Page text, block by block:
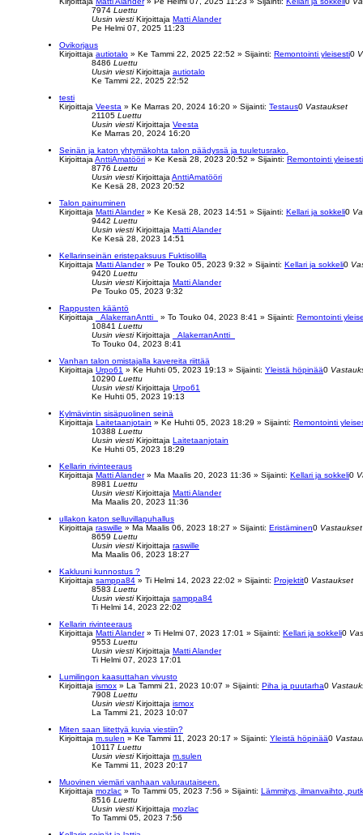
7974 Luettu
Uusin viestiKirjoittaja Matti Alander
Pe Helmi 07, 2025 11:23
Ovikorjaus
Kirjoittaja autiotalo » Ke Tammi 22, 2025 22:52 » Sijainti: Remontointi yleisesti0
8486 Luettu
Uusin viestiKirjoittaja autiotalo
Ke Tammi 22, 2025 22:52
testi
Kirjoittaja Veesta » Ke Marras 20, 2024 16:20 » Sijainti: Testaus0 Vastaukset
21105 Luettu
Uusin viestiKirjoittaja Veesta
Ke Marras 20, 2024 16:20
Seinän ja katon yhtymäkohta talon päädyssä ja tuuletusrako.
Kirjoittaja AnttiAmatööri » Ke Kesä 28, 2023 20:52 » Sijainti: Remontointi yleisesti
8776 Luettu
Uusin viestiKirjoittaja AnttiAmatööri
Ke Kesä 28, 2023 20:52
Talon painuminen
Kirjoittaja Matti Alander» Ke Kesä 28, 2023 14:51 » Sijainti: Kellari ja sokkeli0
9442 Luettu
Uusin viestiKirjoittaja Matti Alander
Ke Kesä 28, 2023 14:51
Kellarinseinän eristepaksuus Fuktisolilla
Kirjoittaja Matti Alander» Pe Touko 05, 2023 9:32 » Sijainti: Kellari ja sokkeli0
9420 Luettu
Uusin viestiKirjoittaja Matti Alander
Pe Touko 05, 2023 9:32
Rappusten kääntö
Kirjoittaja
_AlakerranAntti_ » To Touko 04, 2023 8:41 » Sijainti: Remontointi
10841 Luettu
Uusin viestiKirjoittaja
_AlakerranAntti_
To Touko 04, 2023 8:41
Vanhan talon omistajalla kavereita riittää
Kirjoittaja Urpo61 » Ke Huhti 05, 2023 19:13 » Sijainti: Yleistä höpinää0
10290 Luettu
Uusin viestiKirjoittaja Urpo61
Ke Huhti 05, 2023 19:13
Kylmävintin sisäpuolinen seinä
Kirjoittaja Laitetaanjotain » Ke Huhti 05, 2023 18:29 » Sijainti: Remontointi
10388 Luettu
Uusin viestiKirjoittaja Laitetaanjotain
Ke Huhti 05, 2023 18:29
Kellarin rivinteeraus
Kirjoittaja Matti Alander» Ma Maalis 20, 2023 11:36 » Sijainti: Kellari ja sokkeli0
8981 Luettu
Uusin viestiKirjoittaja Matti Alander
Ma Maalis 20, 2023 11:36
ullakon katon selluvillapuhallus
Kirjoittaja raswille » Ma Maalis 06, 2023 18:27 » Sijainti: Eristäminen0 Vastaukset
8659 Luettu
Uusin viestiKirjoittaja raswille
Ma Maalis 06, 2023 18:27
Kakluuni kunnostus ?
Kirjoittaja samppa84 » Ti Helmi 14, 2023 22:02 » Sijainti: Projektit0 Vastaukset
8583 Luettu
Uusin viestiKirjoittaja samppa84
Ti Helmi 14, 2023 22:02
Kellarin rivinteeraus
Kirjoittaja Matti Alander» Ti Helmi 07, 2023 17:01 » Sijainti: Kellari ja sokkeli0
9553 Luettu
Uusin viestiKirjoittaja Matti Alander
Ti Helmi 07, 2023 17:01
Lumilingon kaasuttahan vivusto
Kirjoittaja ismox » La Tammi 21, 2023 10:07 » Sijainti: Piha ja puutarha0
7908 Luettu
Uusin viestiKirjoittaja ismox
La Tammi 21, 2023 10:07
Miten saan liitettyä kuvia viestiin?
Kirjoittaja m.sulen » Ke Tammi 11, 2023 20:17 » Sijainti: Yleistä höpinää0
10117 Luettu
Uusin viestiKirjoittaja m.sulen
Ke Tammi 11, 2023 20:17
Muovinen viemäri vanhaan valurautaiseen.
Kirjoittaja mozlac » To Tammi 05, 2023 7:56 » Sijainti: Lämmitys, ilmanvaihto,
8516 Luettu
Uusin viestiKirjoittaja mozlac
To Tammi 05, 2023 7:56